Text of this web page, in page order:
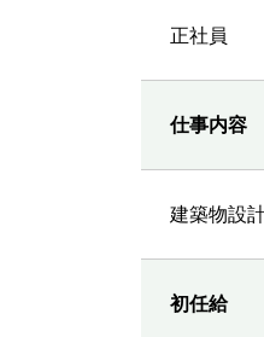
正社員
仕事内容
建築物設
初任給